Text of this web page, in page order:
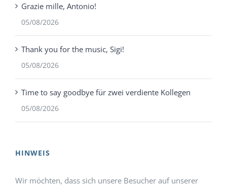
Grazie mille, Antonio!
05/08/2026
Thank you for the music, Sigi!
05/08/2026
Time to say goodbye für zwei verdiente Kollegen
05/08/2026
HINWEIS
Wir möchten, dass sich unsere Besucher auf unserer